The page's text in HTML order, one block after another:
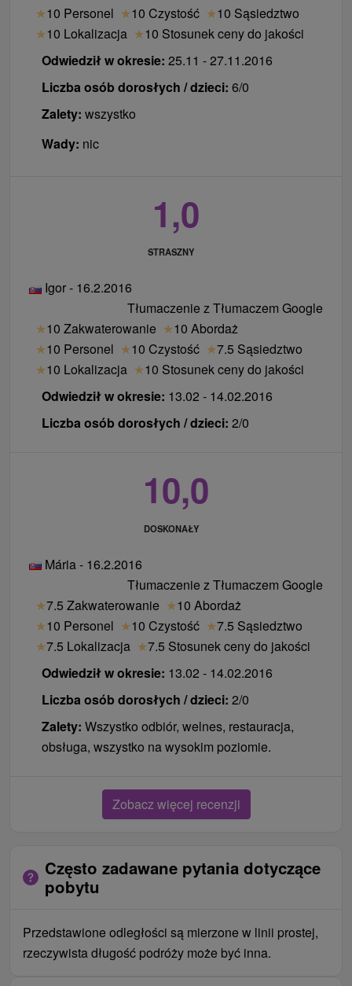
★10 Personel ★10 Czystość ★10 Sąsiedztwo
★10 Lokalizacja ★10 Stosunek ceny do jakości
Odwiedził w okresie: 25.11 - 27.11.2016
Liczba osób dorosłych / dzieci: 6/0
Zalety: wszystko
Wady: nic
1,0
STRASZNY
Igor - 16.2.2016
Tłumaczenie z Tłumaczem Google
★10 Zakwaterowanie ★10 Abordaż
★10 Personel ★10 Czystość ★7.5 Sąsiedztwo
★10 Lokalizacja ★10 Stosunek ceny do jakości
Odwiedził w okresie: 13.02 - 14.02.2016
Liczba osób dorosłych / dzieci: 2/0
10,0
DOSKONAŁY
Mária - 16.2.2016
Tłumaczenie z Tłumaczem Google
★7.5 Zakwaterowanie ★10 Abordaż
★10 Personel ★10 Czystość ★7.5 Sąsiedztwo
★7.5 Lokalizacja ★7.5 Stosunek ceny do jakości
Odwiedził w okresie: 13.02 - 14.02.2016
Liczba osób dorosłych / dzieci: 2/0
Zalety: Wszystko odbiór, welnes, restauracja,
obsługa, wszystko na wysokim poziomie.
Zobacz więcej recenzji
Często zadawane pytania dotyczące
pobytu
Przedstawione odległości są mierzone w linii prostej,
rzeczywista długość podróży może być inna.